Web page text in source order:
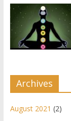
Archives
August 2021 (2)